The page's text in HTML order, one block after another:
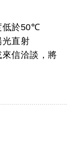
低於50℃
光直射
信洽談，將